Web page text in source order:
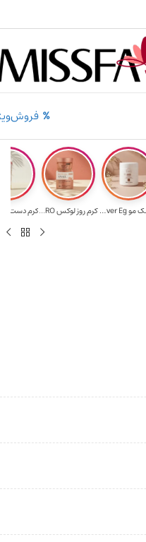
۲٪ تخفیف روی سبد خرید برای روش کارت به کارت
ماسک مو Ever Eg... کرم روز لوکس RO...